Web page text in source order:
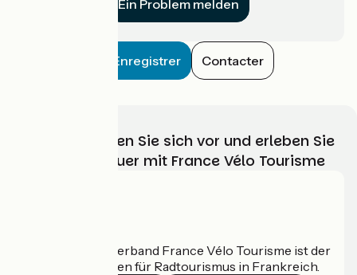
Ein Problem melden
Enregistrer Contacter
Wählen, bereiten Sie sich vor und erleben Sie
Ihr Radabenteuer mit France Vélo Tourisme
Der nationale Verband France Vélo Tourisme ist der
offizielle Leitfaden für Radtourismus in Frankreich.